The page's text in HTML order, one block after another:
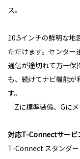
ス。
10.5インチの鮮明な地
ただけます。センター
通信が途切れて万一保
も、続けてナビ機能が
す。
［Zに標準装備、Gに
対応T-Connectサービ
T-Connect スタンダ